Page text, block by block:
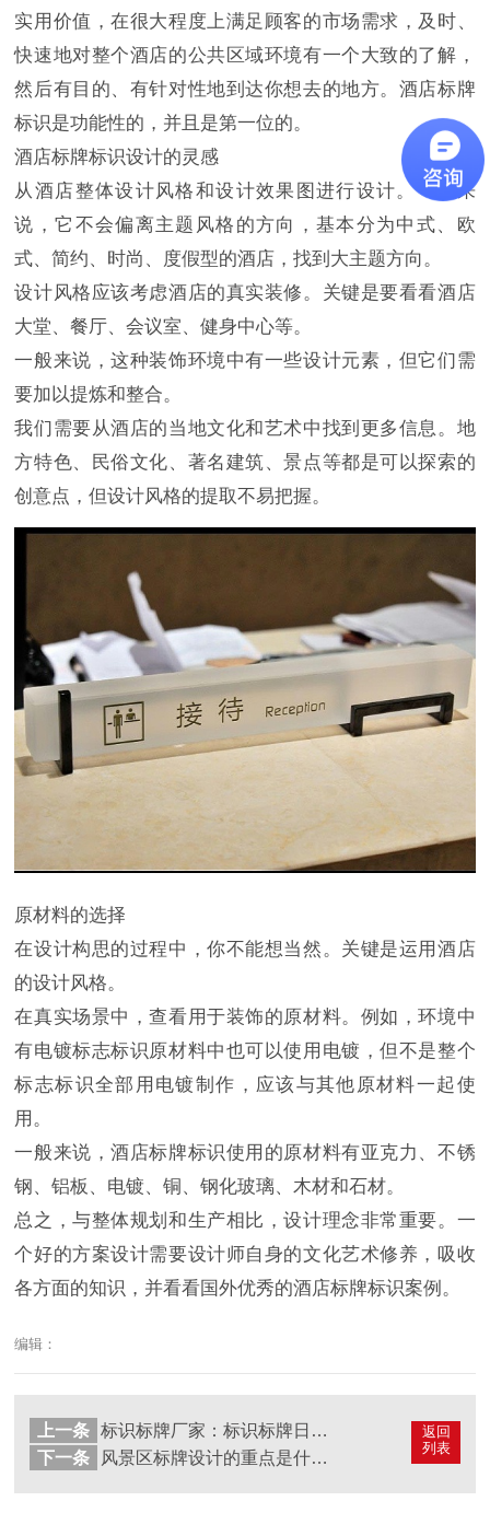
实用价值，在很大程度上满足顾客的市场需求，及时、
快速地对整个酒店的公共区域环境有一个大致的了解，
然后有目的、有针对性地到达你想去的地方。酒店标牌
标识是功能性的，并且是第一位的。
酒店标牌标识设计的灵感
从酒店整体设计风格和设计效果图进行设计。一般来
说，它不会偏离主题风格的方向，基本分为中式、欧
式、简约、时尚、度假型的酒店，找到大主题方向。
设计风格应该考虑酒店的真实装修。关键是要看看酒店
大堂、餐厅、会议室、健身中心等。
一般来说，这种装饰环境中有一些设计元素，但它们需
要加以提炼和整合。
我们需要从酒店的当地文化和艺术中找到更多信息。地
方特色、民俗文化、著名建筑、景点等都是可以探索的
创意点，但设计风格的提取不易把握。
原材料的选择
在设计构思的过程中，你不能想当然。关键是运用酒店
的设计风格。
在真实场景中，查看用于装饰的原材料。例如，环境中
有电镀标志标识原材料中也可以使用电镀，但不是整个
标志标识全部用电镀制作，应该与其他原材料一起使
用。
一般来说，酒店标牌标识使用的原材料有亚克力、不锈
钢、铝板、电镀、铜、钢化玻璃、木材和石材。
总之，与整体规划和生产相比，设计理念非常重要。一
个好的方案设计需要设计师自身的文化艺术修养，吸收
各方面的知识，并看看国外优秀的酒店标牌标识案例。
编辑：
返回
列表
上一条
标识标牌厂家：标识标牌日常如何维护呢？
下一条
风景区标牌设计的重点是什么？